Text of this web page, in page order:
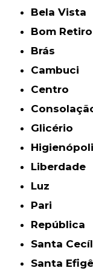
Bela Vista
Bom Retiro
Brás
Cambuci
Centro
Glicério
Liberdade
Luz
Pari
República
Santa
Santa